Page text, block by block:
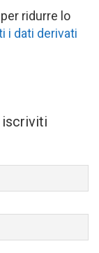
ridurre lo
i dati derivati
iscriviti